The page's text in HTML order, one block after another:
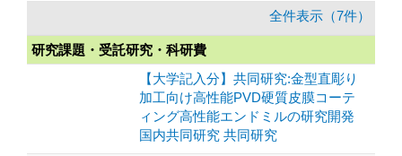
全件表示（7件）
研究課題・受託研究・科研費
【大学記入分】共同研究:金型直彫り
加工向け高性能PVD硬質皮膜コーテ
ィング高性能エンドミルの研究開発
国内共同研究 共同研究